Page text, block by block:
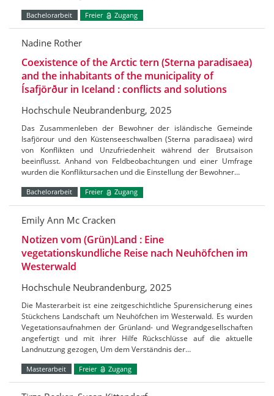
Bachelorarbeit Freier Zugang
Nadine Rother
Coexistence of the Arctic tern (Sterna paradisaea)
and the inhabitants of the municipality of
Ísafjörður in Iceland : conflicts and solutions
Hochschule Neubrandenburg, 2025
Das Zusammenleben der Bewohner der isländische Gemeinde
Isafjörour und den Küstenseeschwalben (Sterna paradisaea) wird
von Konflikten und Unzufriedenheit während der Brutsaison
beeinflusst. Anhand von Feldbeobachtungen und einer Umfrage
wurden die Konfliktursachen und die Einstellung der Bewohner…
Bachelorarbeit Freier Zugang
Emily Ann Mc Cracken
Notizen vom (Grün)Land : Eine
vegetationskundliche Reise nach Neuhöfchen im
Westerwald
Hochschule Neubrandenburg, 2025
Die Masterarbeit ist eine zeitgeschichtliche Spurensicherung eines
Stückchens Landschaft um Neuhöfchen im Westerwald. Es wurden
Vegetationsaufnahmen der Grünland- und Wegrandgesellschaften
angefertigt und mit ihrer Hilfe Rückschlüsse auf die aktuelle
Landnutzung gezogen, Um dem Verständnis der…
Masterarbeit Freier Zugang